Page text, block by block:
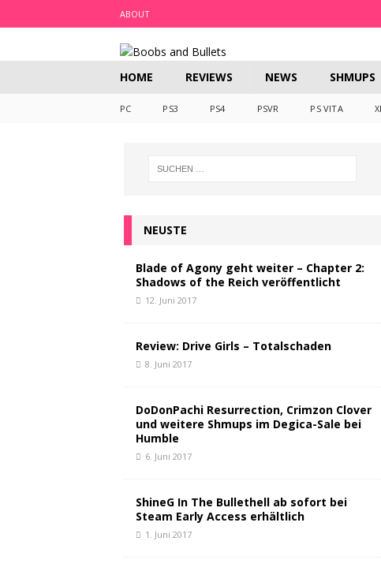
ABOUT
HOME REVIEWS NEWS SHMUPS
PC PS3 PS4 PSVR PS VITA
NEUSTE
Blade of Agony geht weiter – Chapter 2:
Shadows of the Reich veröffentlicht
12. Juni 2017
Review: Drive Girls – Totalschaden
8. Juni 2017
DoDonPachi Resurrection, Crimzon Clover
und weitere Shmups im Degica-Sale bei
Humble
6. Juni 2017
ShineG In The Bullethell ab sofort bei
Steam Early Access erhältlich
1. Juni 2017